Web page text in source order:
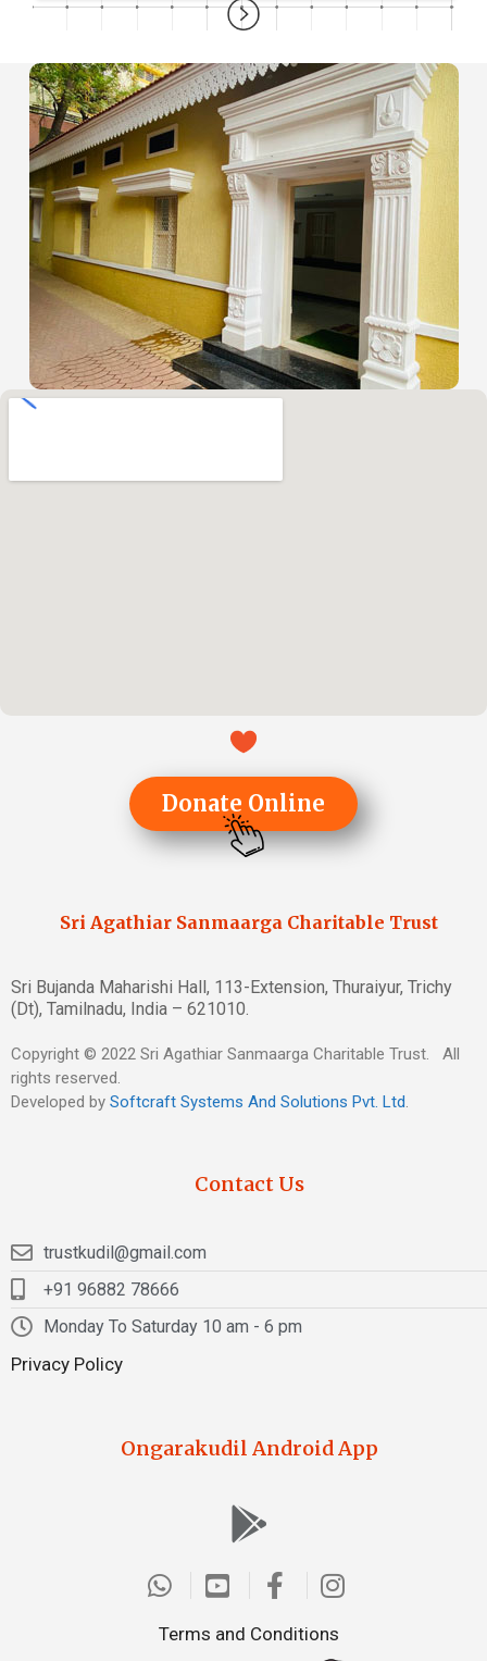
Donate Online
Sri Agathiar Sanmaarga Charitable Trust
Sri Bujanda Maharishi Hall, 113-Extension, Thuraiyur, Trichy
(Dt), Tamilnadu, India – 621010.
Copyright © 2022 Sri Agathiar Sanmaarga Charitable Trust. All
rights reserved.
Developed by Softcraft Systems And Solutions Pvt. Ltd.
Contact Us
trustkudil@gmail.com
+91 96882 78666
Monday To Saturday 10 am - 6 pm
Privacy Policy
Ongarakudil Android App
Terms and Conditions